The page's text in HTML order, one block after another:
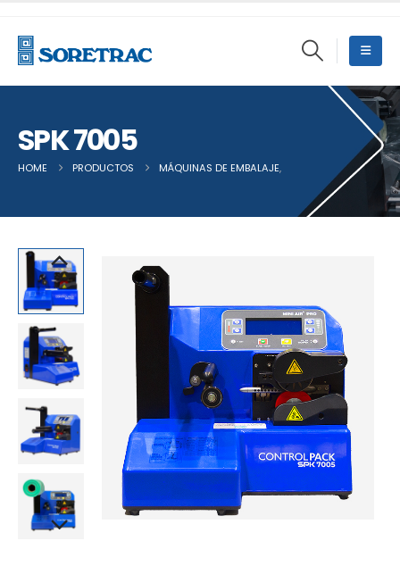
SPK 7005
HOME PRODUCTOS MÁQUINAS DE EMBALAJE, OTRAS MÁQUINAS DE